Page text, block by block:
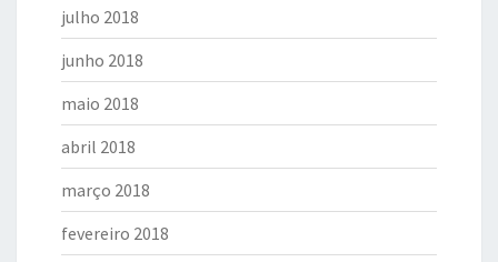
julho 2018
junho 2018
maio 2018
abril 2018
março 2018
fevereiro 2018